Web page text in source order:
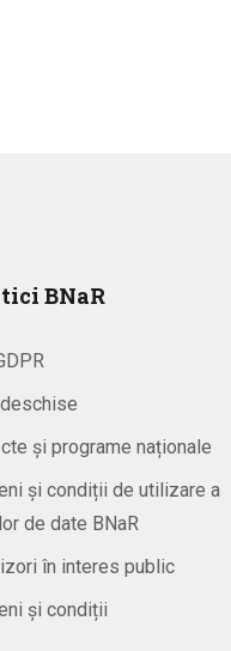
BNaR
și programe naționale
și condiții de utilizare a
de date BNaR
în interes public
și condiții